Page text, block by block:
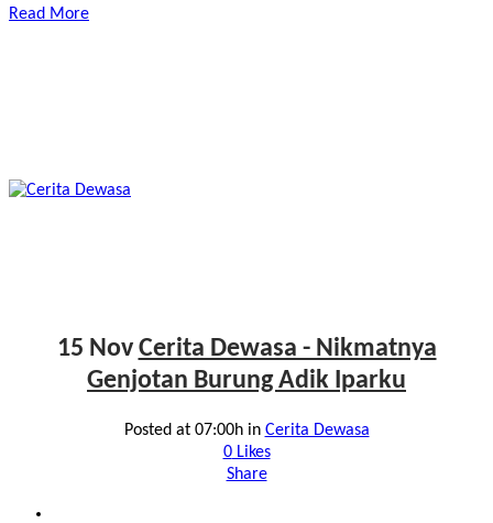
Read More
15 Nov Cerita Dewasa - Nikmatnya
Genjotan Burung Adik Iparku
Posted at 07:00hin Cerita Dewasa
0Likes
Share